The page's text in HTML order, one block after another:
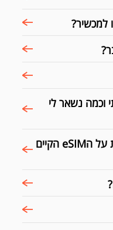
וכמה נשאר לי
האם אפשר לבצע טעינה נוספת על הeSIM הקיים